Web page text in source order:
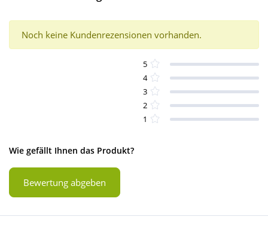
Noch keine Kundenrezensionen vorhanden.
5
4
3
2
1
Wie gefällt Ihnen das Produkt?
Bewertung abgeben